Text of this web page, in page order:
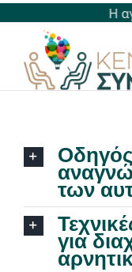
Η
Η ομάδα μας
Εγκαταστάσεις
Υπηρεσίες
των
για